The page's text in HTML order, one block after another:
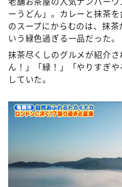
ーうどん」。カレーと抹茶
のスープにからむのは、抹
いう緑色過ぎる一品だった。
抹茶尽くしのグルメが紹介
ん！」「緑！」「やりすぎ
していた。